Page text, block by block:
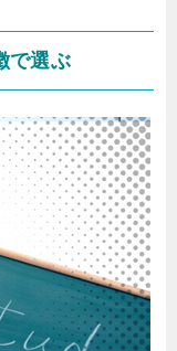
で選ぶ